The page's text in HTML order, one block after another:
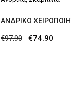
AΝΔΡΙΚΌ
€97.90
Original
€74.90